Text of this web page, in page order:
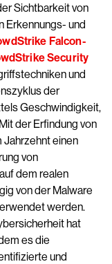
Sichtbarkeit von
Erkennungs- und
Falcon-
Security
und
der
Geschwindigkeit,
der Erfindung von
Jahrzehnt einen
von
dem realen
von der Malware
werden.
hat
es die
und